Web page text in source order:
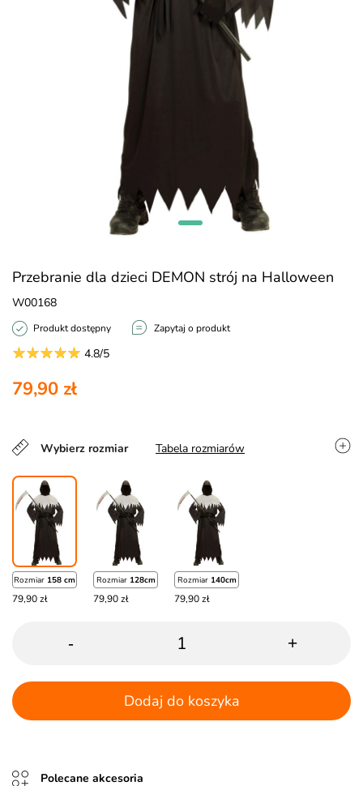
Przebranie dla dzieci DEMON strój na Halloween
W00168
Produkt dostępny Zapytaj o produkt
4.8/5
79,90 zł
Wybierz rozmiar Tabela rozmiarów
Rozmiar 158 cm
79,90 zł
Rozmiar 128cm
79,90 zł
Rozmiar 140cm
79,90 zł
- +
Dodaj do koszyka
Polecane akcesoria